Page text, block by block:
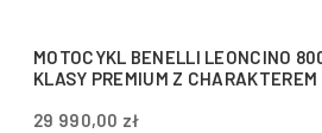
MOTOCYKL BENELLI LEONCINO
KLASY PREMIUM Z CHARAKTEREM
29 990,00 zł